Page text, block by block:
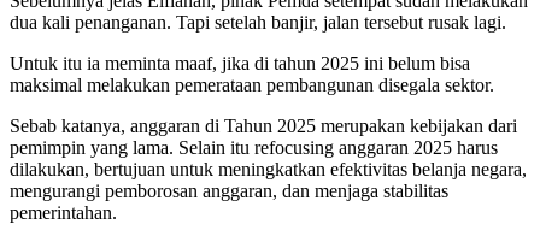
dua kali penanganan. Tapi setelah banjir, jalan tersebut rusak lagi.
Untuk itu ia meminta maaf, jika di tahun 2025 ini belum bisa
maksimal melakukan pemerataan pembangunan disegala sektor.
Sebab katanya, anggaran di Tahun 2025 merupakan kebijakan dari
pemimpin yang lama. Selain itu refocusing anggaran 2025 harus
dilakukan, bertujuan untuk meningkatkan efektivitas belanja negara,
mengurangi pemborosan anggaran, dan menjaga stabilitas
pemerintahan.